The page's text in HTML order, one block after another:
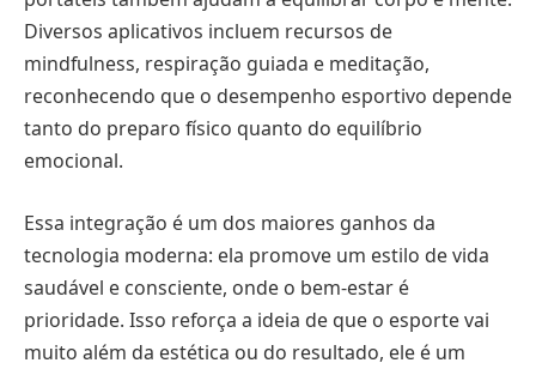
Diversos aplicativos incluem recursos de
mindfulness, respiração guiada e meditação,
reconhecendo que o desempenho esportivo depende
tanto do preparo físico quanto do equilíbrio
emocional.
Essa integração é um dos maiores ganhos da
tecnologia moderna: ela promove um estilo de vida
saudável e consciente, onde o bem-estar é
prioridade. Isso reforça a ideia de que o esporte vai
muito além da estética ou do resultado, ele é um